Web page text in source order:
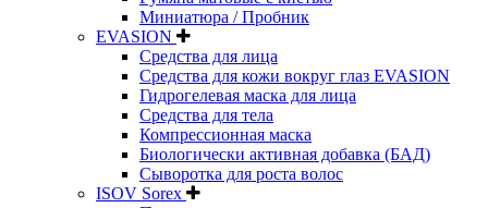
Миниатюра / Пробник
EVASION
Средства для лица
Средства для кожи вокруг глаз EVASION
Гидрогелевая маска для лица
Средства для тела
Компрессионная маска
Биологически активная добавка (БАД)
Сыворотка для роста волос
ISOV Sorex